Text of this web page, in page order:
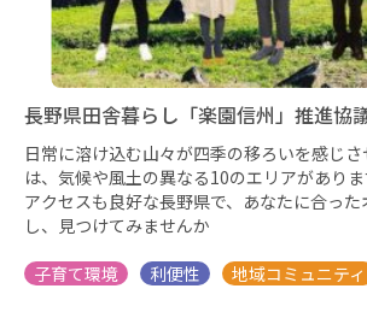
長野県田舎暮らし「楽園信州」推進協
日常に溶け込む山々が四季の移ろいを感じ
は、気候や風土の異なる10のエリアがあり
アクセスも良好な長野県で、あなたに合っ
し、見つけてみませんか